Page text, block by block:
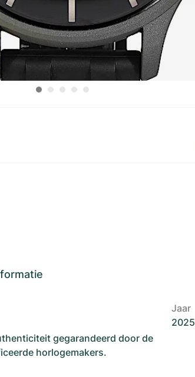
gegarandeerd door de
horlogemakers.
Jaar
2025